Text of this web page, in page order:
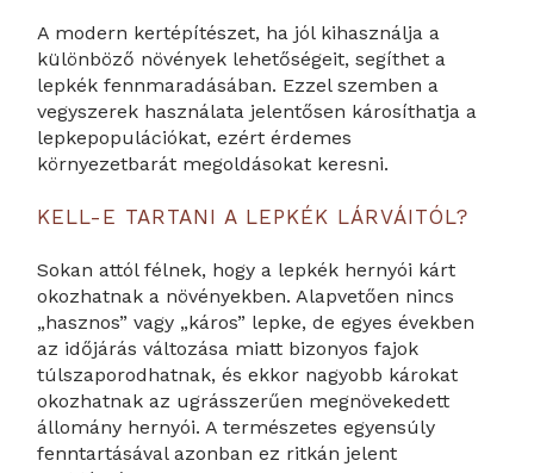
A modern kertépítészet, ha jól kihasználja a
különböző növények lehetőségeit, segíthet a
lepkék fennmaradásában. Ezzel szemben a
vegyszerek használata jelentősen károsíthatja a
lepkepopulációkat, ezért érdemes
környezetbarát megoldásokat keresni.
KELL-E TARTANI A LEPKÉK LÁRVÁITÓL?
Sokan attól félnek, hogy a lepkék hernyói kárt
okozhatnak a növényekben. Alapvetően nincs
„hasznos” vagy „káros” lepke, de egyes években
az időjárás változása miatt bizonyos fajok
túlszaporodhatnak, és ekkor nagyobb károkat
okozhatnak az ugrásszerűen megnövekedett
állomány hernyói. A természetes egyensúly
fenntartásával azonban ez ritkán jelent